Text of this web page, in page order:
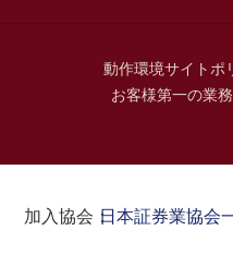
動作環境サイトポ
お客様第一の業
加入協会：日本証券業協会